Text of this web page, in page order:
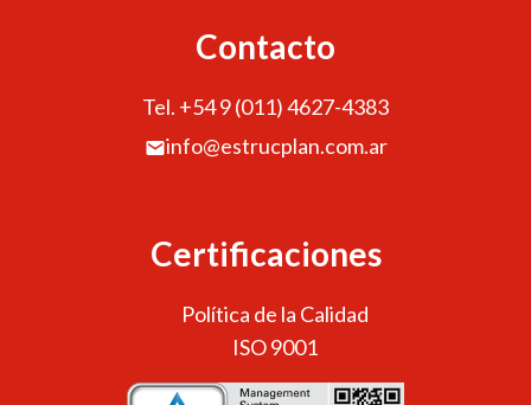
Contacto
Tel. +54 9 (011) 4627-4383
info@estrucplan.com.ar
Certificaciones
Política de la Calidad
ISO 9001